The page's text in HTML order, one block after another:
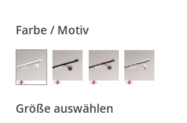
Panneaux
Farbe / Motiv
Größe auswählen